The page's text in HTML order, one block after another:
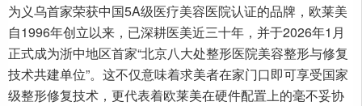
为义乌首家荣获中国5A级医疗美容医院认证的品牌，欧莱美
自1996年创立以来，已深耕医美近三十年，并于2026年1月
正式成为浙中地区首家“北京八大处整形医院美容整形与修复
技术共建单位”。这不仅意味着求美者在家门口即可享受国家
级整形修复技术，更代表着欧莱美在硬件配置上的毫不妥协